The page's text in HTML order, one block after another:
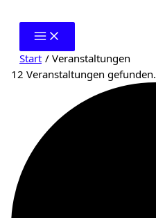
springen
Start
Veranstaltungen
12 Veranstaltungen gefunden.